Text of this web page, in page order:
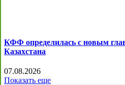
КФФ определилась с новым
Казахстана
07.08.2026
Показать еще